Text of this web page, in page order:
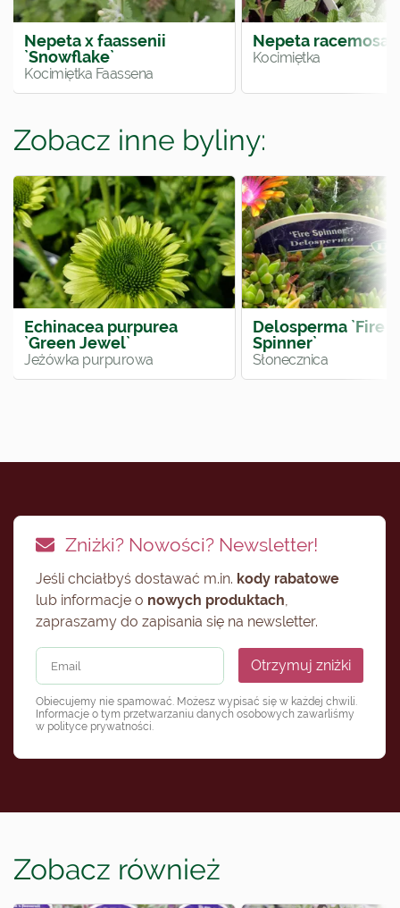
Nepeta x faassenii
`Snowflake`
Kocimiętka Faassena
Nepeta racemosa
Kocimiętka
Zobacz inne byliny:
Echinacea purpurea
`Green Jewel`
Jeżówka purpurowa
Delosperma `Fire
Spinner`
Słonecznica
Zniżki? Nowości? Newsletter!
Jeśli chciałbyś dostawać m.in. kody rabatowe
lub informacje o nowych produktach
zapraszamy do zapisania się na newsletter.
Otrzymuj zniżki
Obiecujemy nie spamować. Możesz wypisać się w każdej chwili.
Informacje o tym przetwarzaniu danych osobowych zawarliśmy
w polityce prywatności
Zobacz również